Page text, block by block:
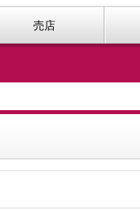
売店